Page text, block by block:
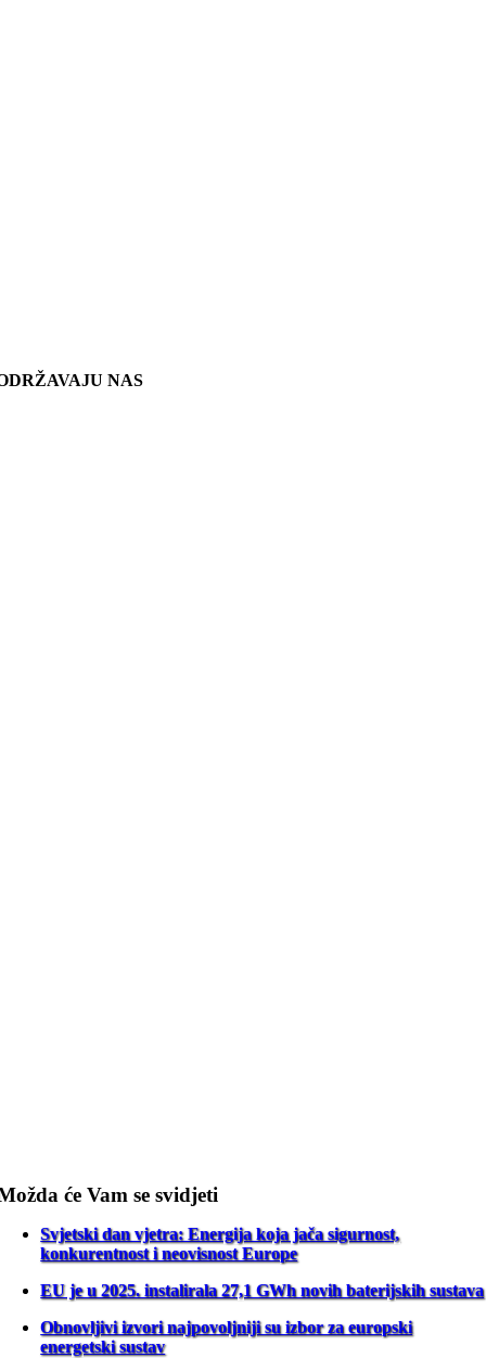
NAS
će Vam se svidjeti
Svjetski dan vjetra: Energija koja jača sigurnost,
konkurentnost i neovisnost Europe
EU je u 2025. instalirala 27,1 GWh novih baterijskih sustava
Obnovljivi izvori najpovoljniji su izbor za europski
energetski sustav